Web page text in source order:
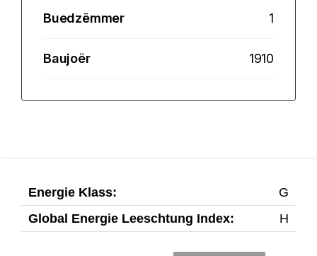
Buedzëmmer 1
Baujoër 1910
Energie Klass:
G
Global Energie Leeschtung Index:
H